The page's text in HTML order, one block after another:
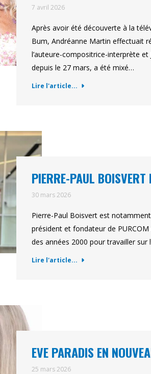
7 avril 2026
Après avoir été découverte à la
Bum, Andréanne Martin effectuait
l’auteure-compositrice-interprète
depuis le 27 mars, a été mixé…
Lire l'article...
PIERRE-PAUL
30 mars 2026
Pierre-Paul Boisvert est
président et fondateur de
des années 2000 pour travailler
Lire l'article...
EVE PARADIS EN
25 mars 2026